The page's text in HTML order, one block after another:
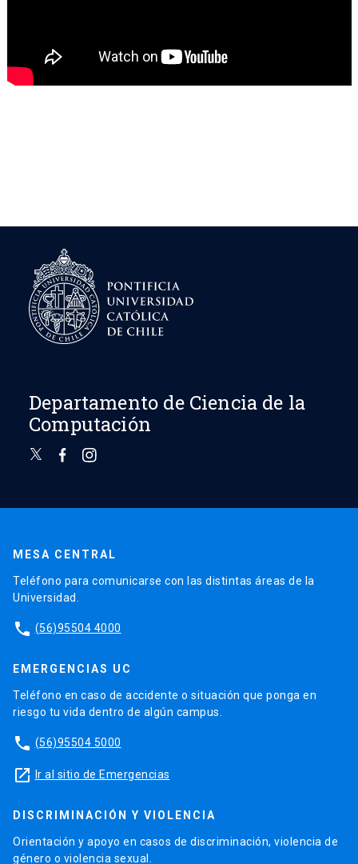
Departamento de Ciencia de la
Computación
MESA CENTRAL
Teléfono para comunicarse con las distintas áreas de la
Universidad.
phone (56)95504 4000
EMERGENCIAS UC
Teléfono en caso de accidente o situación que ponga en
riesgo tu vida dentro de algún campus.
phone (56)95504 5000
launch Ir al sitio de Emergencias
DISCRIMINACIÓN Y VIOLENCIA
Orientación y apoyo en casos de discriminación, violencia de
género o violencia sexual.